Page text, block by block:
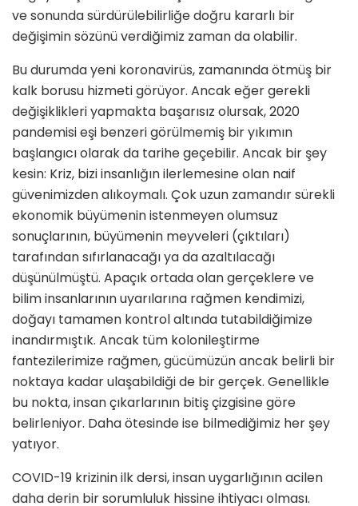
ve sonunda sürdürülebilirliğe doğru kararlı bir
değişimin sözünü verdiğimiz zaman da olabilir.
Bu durumda yeni koronavirüs, zamanında ötmüş bir
kalk borusu hizmeti görüyor. Ancak eğer gerekli
değişiklikleri yapmakta başarısız olursak, 2020
pandemisi eşi benzeri görülmemiş bir yıkımın
başlangıcı olarak da tarihe geçebilir. Ancak bir şey
kesin: Kriz, bizi insanlığın ilerlemesine olan naif
güvenimizden alıkoymalı. Çok uzun zamandır sürekli
ekonomik büyümenin istenmeyen olumsuz
sonuçlarının, büyümenin meyveleri (çıktıları)
tarafından sıfırlanacağı ya da azaltılacağı
düşünülmüştü. Apaçık ortada olan gerçeklere ve
bilim insanlarının uyarılarına rağmen kendimizi,
doğayı tamamen kontrol altında tutabildiğimize
inandırmıştık. Ancak tüm kolonileştirme
fantezilerimize rağmen, gücümüzün ancak belirli bir
noktaya kadar ulaşabildiği de bir gerçek. Genellikle
bu nokta, insan çıkarlarının bitiş çizgisine göre
belirleniyor. Daha ötesinde ise bilmediğimiz her şey
yatıyor.
COVID-19 krizinin ilk dersi, insan uygarlığının acilen
daha derin bir sorumluluk hissine ihtiyacı olması.